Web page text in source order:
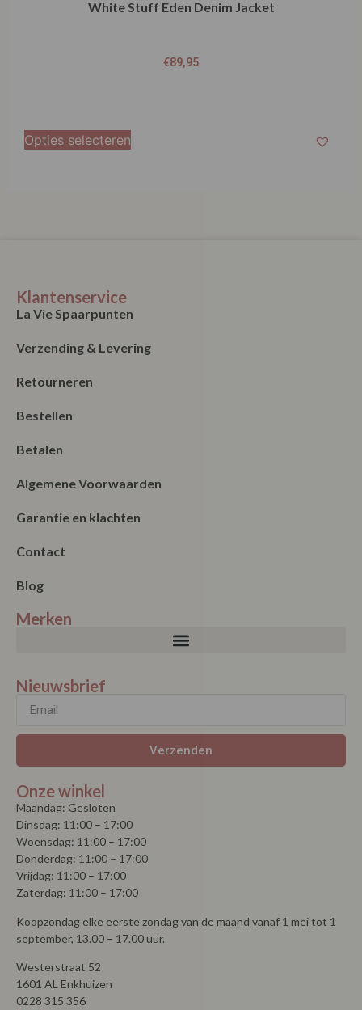
White Stuff Eden Denim Jacket
€89,95
Opties selecteren
Klantenservice
La Vie Spaarpunten
Verzending & Levering
Retourneren
Bestellen
Betalen
Algemene Voorwaarden
Garantie en klachten
Contact
Blog
Merken
Nieuwsbrief
Verzenden
Onze winkel
Maandag: Gesloten
Dinsdag: 11:00 – 17:00
Woensdag: 11:00 – 17:00
Donderdag: 11:00 – 17:00
Vrijdag: 11:00 – 17:00
Zaterdag: 11:00 – 17:00
Koopzondag elke eerste zondag van de maand vanaf 1 mei tot 1
september, 13.00 – 17.00 uur.
Westerstraat 52
1601 AL Enkhuizen
0228 315 356